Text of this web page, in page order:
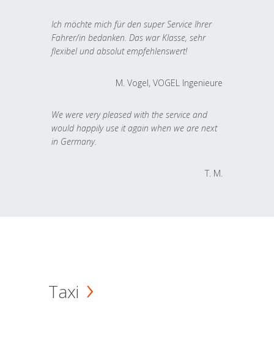
Ich möchte mich für den super Service Ihrer
Fahrer/in bedanken. Das war Klasse, sehr
flexibel und absolut empfehlenswert!
M. Vogel, VOGEL Ingenieure
We were very pleased with the service and
would happily use it again when we are next
in Germany.
T. M.
Taxi